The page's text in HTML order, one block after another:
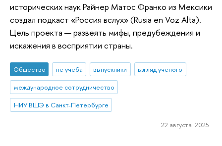
исторических наук Райнер Матос Франко из Мексики
создал подкаст «Россия вслух» (Rusia en Voz Alta).
Цель проекта — развеять мифы, предубеждения и
искажения в восприятии страны.
Общество не учеба выпускники
взгляд ученого
международное сотрудничество
НИУ ВШЭ в Санкт-Петербурге
22 августа 2025